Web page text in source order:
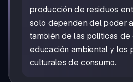
producción de residuos
solo dependen del poder
también de las políticas de
educación ambiental y los
culturales de consumo.